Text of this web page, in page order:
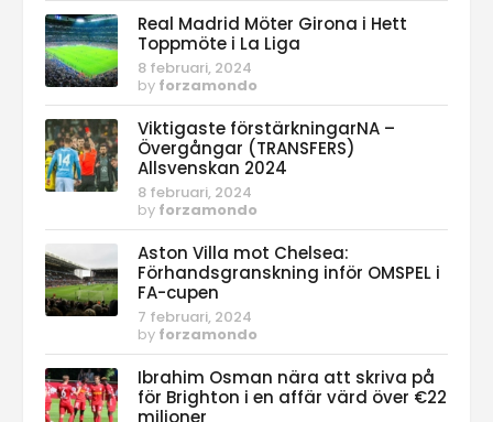
Real Madrid Möter Girona i Hett
Toppmöte i La Liga
8 februari, 2024
by forzamondo
Viktigaste förstärkningarNA –
Övergångar (TRANSFERS)
Allsvenskan 2024
8 februari, 2024
by forzamondo
Aston Villa mot Chelsea:
Förhandsgranskning inför OMSPEL i
FA-cupen
7 februari, 2024
by forzamondo
Ibrahim Osman nära att skriva på
för Brighton i en affär värd över €22